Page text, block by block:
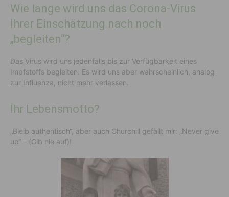
Wie lange wird uns das Corona-Virus
Ihrer Einschätzung nach noch
„begleiten“?
Das Virus wird uns jedenfalls bis zur Verfügbarkeit eines
Impfstoffs begleiten. Es wird uns aber wahrscheinlich, analog
zur Influenza, nicht mehr verlassen.
Ihr Lebensmotto?
„Bleib authentisch“, aber auch Churchill gefällt mir: „Never give
up“ – (Gib nie auf)!